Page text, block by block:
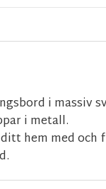
i massiv
i metall.
hem med och